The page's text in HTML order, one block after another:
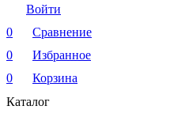
Войти
0
Сравнение
0
Избранное
0
Корзина
Каталог